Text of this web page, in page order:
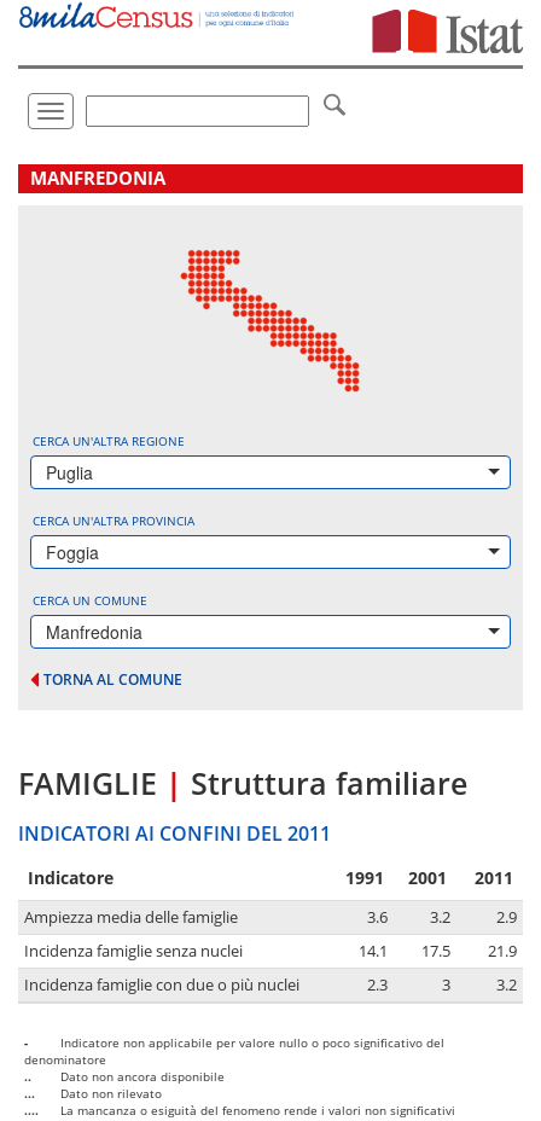
Vai
direttamente
Toggle
navigation
.
MANFREDONIA
CERCA UN'ALTRA REGIONE
Puglia
CERCA UN'ALTRA PROVINCIA
Foggia
CERCA UN COMUNE
Manfredonia
TORNA AL COMUNE
FAMIGLIE | Struttura familiare
INDICATORI AI CONFINI DEL 2011
Indicatore 1991 2001 2011
Ampiezza media delle famiglie 3.6 3.2
2.9
Incidenza famiglie senza nuclei
14.1 17.5
21.9
Incidenza famiglie con due o più nuclei
2.3 3 3.2
-
Indicatore non applicabile per valore nullo o poco significativo del
denominatore
..
Dato non ancora disponibile
...
Dato non rilevato
....
La mancanza o esiguità del fenomeno rende i valori non significativi